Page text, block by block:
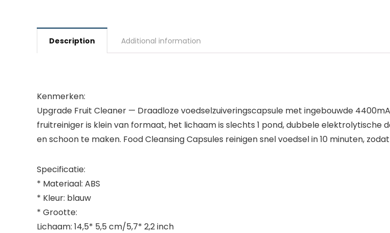
Description Additional information
Kenmerken:
Upgrade Fruit Cleaner — Draadloze voedselzuiveringscapsule met ingebouwde
fruitreiniger is klein van formaat, het lichaam is slechts 1 pond, dubbele
en schoon te maken. Food Cleansing Capsules reinigen snel voedsel in 10 minuten,
Specificatie:
* Materiaal: ABS
* Kleur: blauw
* Grootte:
Lichaam: 14,5* 5,5 cm/5,7* 2,2 inch